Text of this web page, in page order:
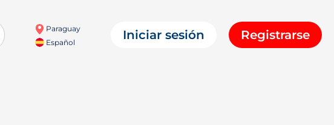
Paraguay
Español
Iniciar sesión Registrarse